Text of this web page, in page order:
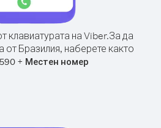
клавиатурата на Viber.За да
от Бразилия, наберете както
590 + Местен номер